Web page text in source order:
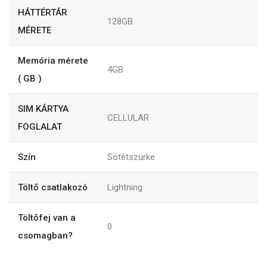
HÁTTÉRTÁR
MÉRETE
128GB
Memória mérete
( GB )
4GB
SIM KÁRTYA
FOGLALAT
CELLULAR
Szín Sötétszürke
Töltő csatlakozó Lightning
Töltőfej van a
csomagban?
0